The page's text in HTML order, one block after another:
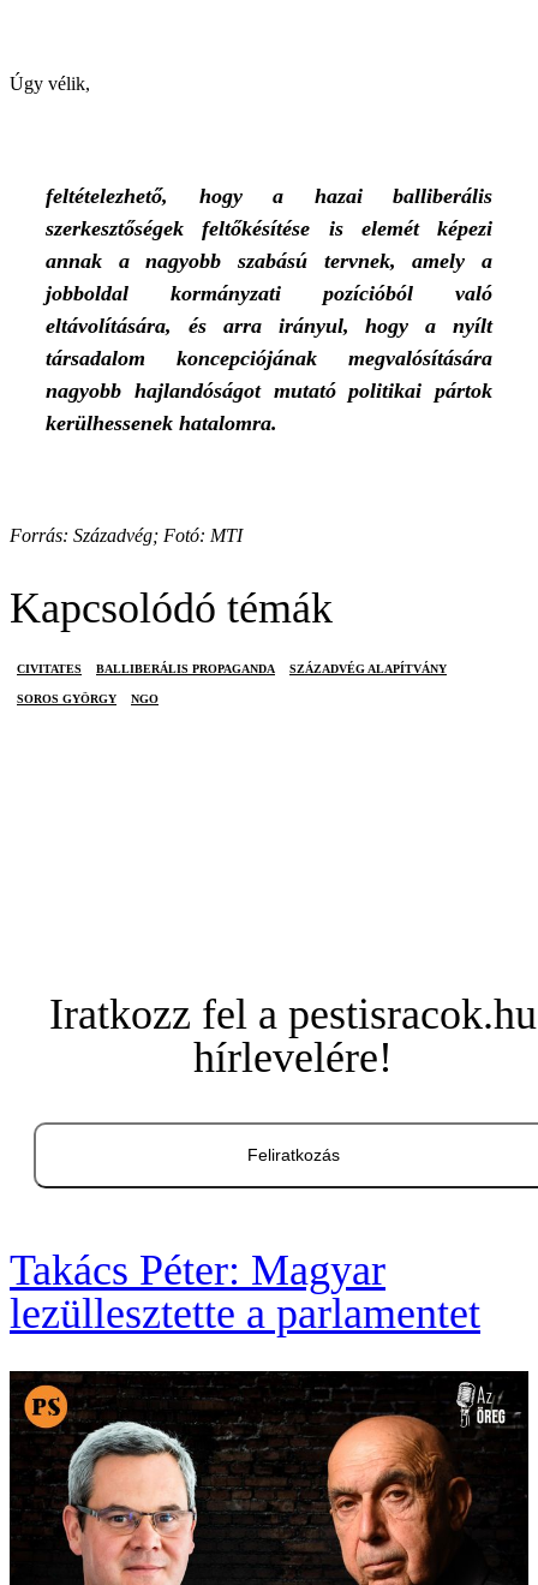
Úgy vélik,
feltételezhető, hogy a hazai balliberális
szerkesztőségek feltőkésítése is elemét képezi
annak a nagyobb szabású tervnek, amely a
jobboldal kormányzati pozícióból való
eltávolítására, és arra irányul, hogy a nyílt
társadalom koncepciójának megvalósítására
nagyobb hajlandóságot mutató politikai pártok
kerülhessenek hatalomra.
Forrás: Századvég; Fotó: MTI
Kapcsolódó témák
CIVITATES BALLIBERÁLIS PROPAGANDA SZÁZADVÉG ALAPÍTVÁNY
SOROS GYÖRGY NGO
Iratkozz fel a pestisracok.hu
hírlevelére!
Feliratkozás
Takács Péter: Magyar
lezüllesztette a parlamentet